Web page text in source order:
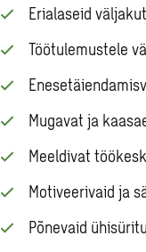
Erialaseid
Töötulemustele
Mugavat ja
Meeldivat
Motiveerivaid ja
Põnevaid